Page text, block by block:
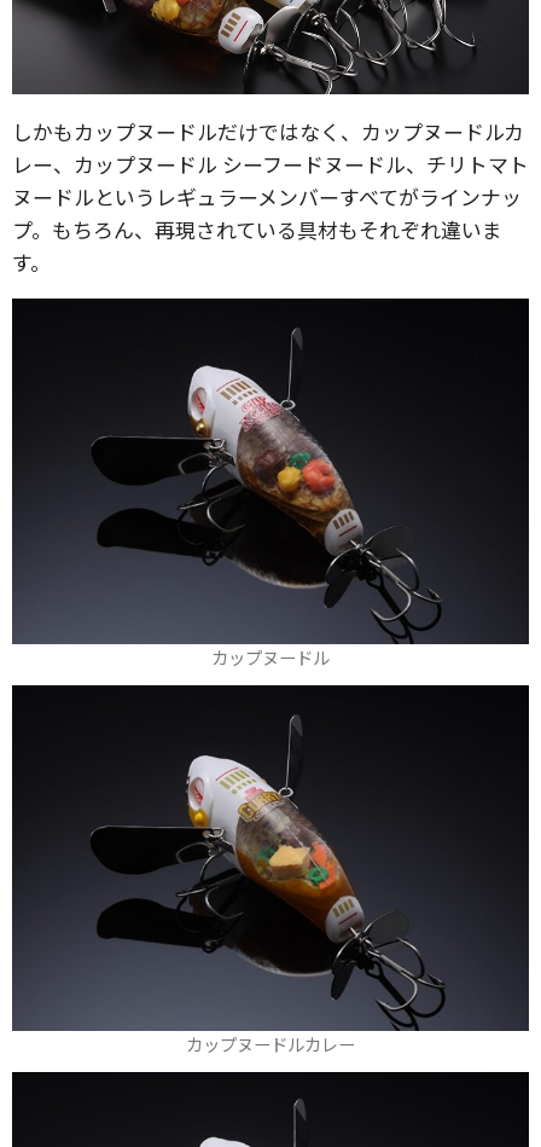
しかもカップヌードルだけではなく、カップヌードルカ
レー、カップヌードル シーフードヌードル、チリトマト
ヌードルというレギュラーメンバーすべてがラインナッ
プ。もちろん、再現されている具材もそれぞれ違いま
す。
カップヌードル
カップヌードルカレー